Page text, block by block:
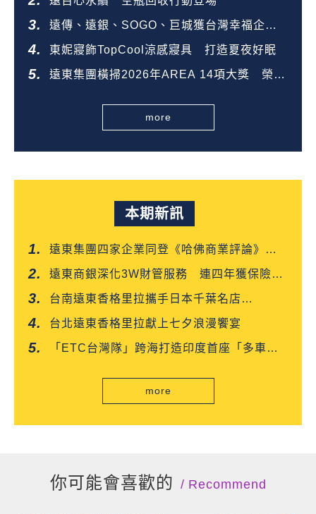
遠傳、遠銀、SOGO、巨城獲台灣幸福企業
金獎
東妮寢飾TopCool涼感寢具 打造夏夜好眠
遠東集團橫掃2026年AREA 14項大獎 榮登
more
本期新訊
遠東集團四家企業同登《哈佛商業評論》
「台灣企業領袖100強」
遠東商銀深化3W財管服務 連四年獲保險信
望愛雙獎肯定
台南遠東香格里拉攜手日本千葉名店
「CROISSANT」 得獎可頌搶先上市
台北遠東香格里拉獻上七夕浪漫饗宴
「ETC台灣隊」跨海打造印度首座「多車道
more
你可能會喜歡的 Recommend